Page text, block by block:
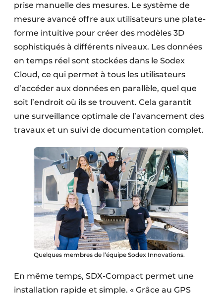
prise manuelle des mesures. Le système de
mesure avancé offre aux utilisateurs une plate-
forme intuitive pour créer des modèles 3D
sophistiqués à différents niveaux. Les données
en temps réel sont stockées dans le Sodex
Cloud, ce qui permet à tous les utilisateurs
d’accéder aux données en parallèle, quel que
soit l’endroit où ils se trouvent. Cela garantit
une surveillance optimale de l’avancement des
travaux et un suivi de documentation complet.
Quelques membres de l’équipe Sodex Innovations.
En même temps, SDX-Compact permet une
installation rapide et simple. « Grâce au GPS